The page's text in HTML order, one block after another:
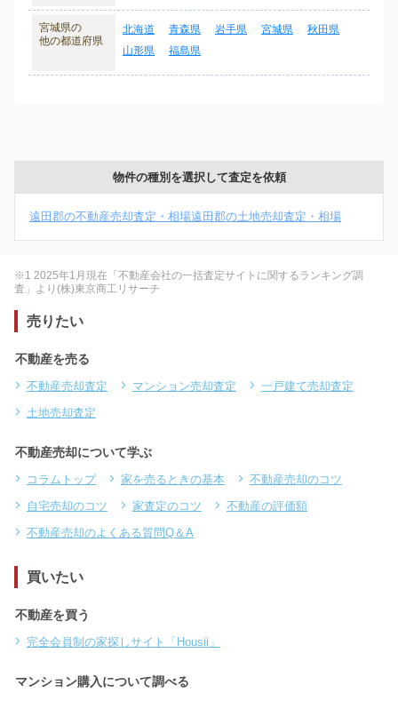
宮城県の
他の都道府県
北海道 青森県 岩手県 宮城県
秋田県
山形県
福島県
物件の種別を選択して査定を依頼
遠田郡の不動産売却査定・相場遠田郡の土地売却査定・相場
※1 2025年1月現在「不動産会社の一括査定サイトに関するランキング調
査」より(株)東京商工リサーチ
売りたい
不動産を売る
不動産売却査定 マンション売却査定
一戸建て売却査定
土地売却査定
不動産売却について学ぶ
コラムトップ 家を売るときの基本
不動産売却のコツ
自宅売却のコツ
家査定のコツ
不動産の評価額
不動産売却のよくある質問Q＆A
買いたい
不動産を買う
完全会員制の家探しサイト「Housii」
マンション購入について調べる